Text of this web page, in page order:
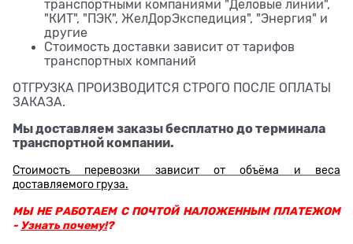
транспортными компаниями "Деловые линии",
"КИТ", "ПЭК", ЖелДорЭкспедиция", "Энергия" и
другие
Стоимость доставки зависит от тарифов
транспортных компаний
ОТГРУЗКА ПРОИЗВОДИТСЯ СТРОГО ПОСЛЕ ОПЛАТЫ
ЗАКАЗА.
Мы доставляем заказы бесплатно до терминала
транспортной компании.
Стоимость перевозки зависит от объёма и веса
доставляемого груза.
МЫ НЕ РАБОТАЕМ С ПОЧТОЙ НАЛОЖЕННЫМ ПЛАТЕЖОМ
- Узнать почему!?